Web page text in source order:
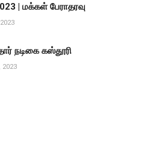
| மக்கள் பேராதரவு
நடிகை கஸ்தூரி
2023